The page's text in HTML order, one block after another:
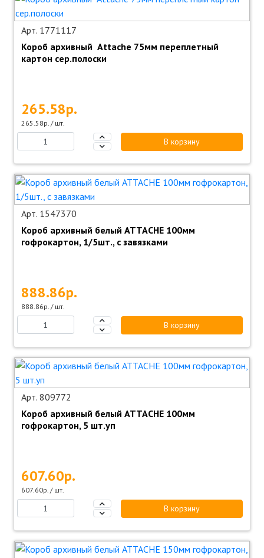
Арт. 1771117
Короб архивный Attache 75мм переплетный
картон сер.полоски
265.58р.
265.58р. / шт.
В корзину
Арт. 1547370
Короб архивный белый ATTACHE 100мм
гофрокартон, 1/5шт., с завязками
888.86р.
888.86р. / шт.
В корзину
Арт. 809772
Короб архивный белый ATTACHE 100мм
гофрокартон, 5 шт.уп
607.60р.
607.60р. / шт.
В корзину